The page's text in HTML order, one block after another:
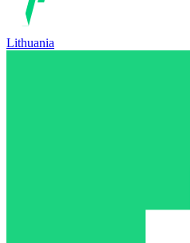
Lithuania